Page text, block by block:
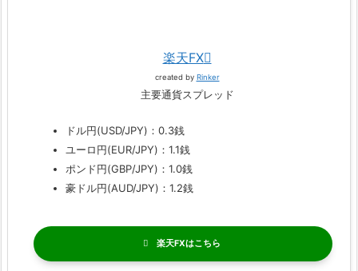
楽天FX
created by Rinker
主要通貨スプレッド
ドル円(USD/JPY)：0.3銭
ユーロ円(EUR/JPY)：1.1銭
ポンド円(GBP/JPY)：1.0銭
豪ドル円(AUD/JPY)：1.2銭
楽天FX